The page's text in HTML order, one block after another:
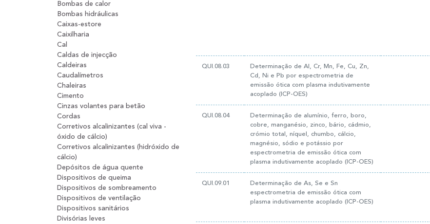
Bombas de calor
Bombas hidráulicas
Caixas-estore
Caixilharia
Cal
Caldas de injecção
Caldeiras
Caudalímetros
Chaleiras
Cimento
Cinzas volantes para betão
Cordas
Corretivos alcalinizantes (cal viva -
óxido de cálcio)
Corretivos alcalinizantes (hidróxido de
cálcio)
Depósitos de água quente
Dispositivos de queima
Dispositivos de sombreamento
Dispositivos de ventilação
Dispositivos sanitários
Divisórias leves
QUI.08.03
Determinação de Al, Cr, Mn, Fe, Cu, Zn,
Cd, Ni e Pb por espectrometria de
emissão ótica com plasma indutivamente
acoplado (ICP-OES)
QUI.08.04
Determinação de alumínio, ferro, boro,
cobre, manganésio, zinco, bário, cádmio,
crómio total, níquel, chumbo, cálcio,
magnésio, sódio e potássio por
espectrometria de emissão ótica com
plasma indutivamente acoplado (ICP-OES)
QUI.09.01
Determinação de As, Se e Sn
espectrometria de emissão ótica com
plasma indutivamente acoplado (ICP-OES)